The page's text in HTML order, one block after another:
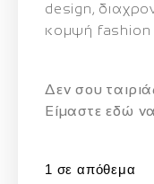
design,
κομψή fashion
Δεν σου
Eίμαστε εδώ
1 σε απόθεμα